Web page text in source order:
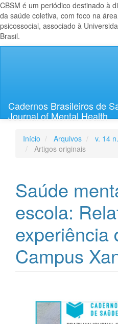
CBSM é um periódico destinado à
da saúde coletiva, com foco na
psicossocial, associado à
Brasil.
Lateral
Cadernos Brasileiros de
Journal of Mental Health
Início Arquivos
v. 14
Artigos originais
Saúde
escola:
experiência
Campus
lateral